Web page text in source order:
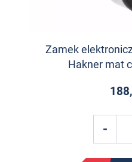
Zamek
Hakner mat